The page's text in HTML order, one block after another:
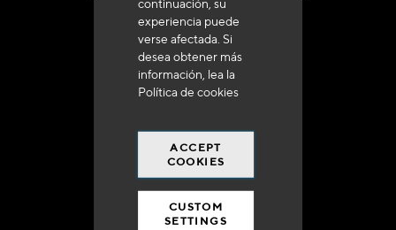
continuación, su
experiencia puede
verse afectada. Si
desea obtener más
información, lea la
Política de cookies
ACCEPT
COOKIES
CUSTOM
SETTINGS
a 250 euros*